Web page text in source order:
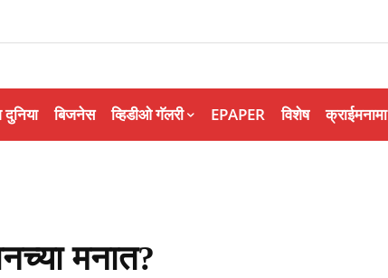
बिजनेस व्हिडीओ गॅलरी EPAPER विशेष क्राईमनामा
मनात?